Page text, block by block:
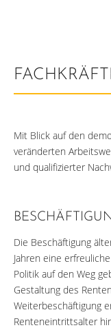
Mit Blick auf den
veränderten
und qualifizierter
Die Beschäftigung
Jahren eine
Politik auf den Weg
Gestaltung des
Weiterbeschäftigung
Renteneintrittsalter